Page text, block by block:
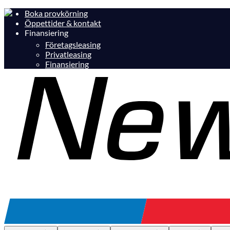
Boka provkörning
Öppettider & kontakt
Finansiering
Företagsleasing
Privatleasing
Finansiering